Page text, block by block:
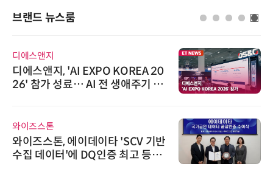
브랜드 뉴스룸
KOREA 20
전 생애주기 아
이타 'SCV 기반
인증 최고 등급
로옴세미컨덕터코리아
로옴, 발진 출력 4
라헤르츠파 발진
다래전략사업화센터
다래전략사업화
026'서 글로벌 빅